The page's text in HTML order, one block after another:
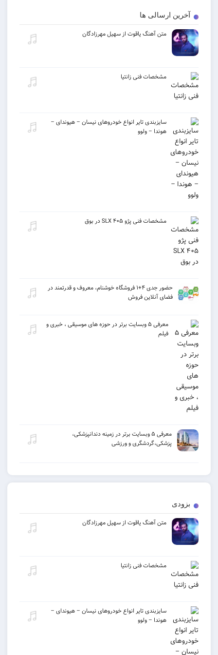
ارسالی ها
متن آهنگ یاقوت از سهیل مهرزادگان
مشخصات فنی زانتیا
سایزبندی تایر انواع خودروهای نیسان – هیوندای –
هوندا – ولوو
مشخصات فنی پژو ۴۰۵ SLX در بوق
حضور جدی ۴+۱ فروشگاه خوشنام، معروف و قدرتمند در
فضای آنلاین فروش
معرفی ۵ وبسایت برتر در حوزه های موسیقی ، خبری و
معرفی ۵ وبسایت برتر در زمینه دندانپزشکی،
پزشکی،گردشگری و ورزشی
متن آهنگ یاقوت از سهیل مهرزادگان
مشخصات فنی زانتیا
سایزبندی تایر انواع خودروهای نیسان – هیوندای –
هوندا – ولوو